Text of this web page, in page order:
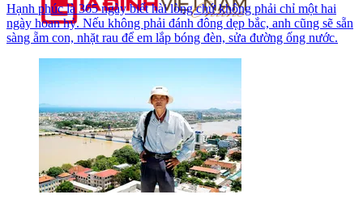
Hạnh phúc là 365 ngày biết hài lòng chứ không phải chỉ một hai
ngày hoan hỷ. Nếu không phải đánh đông dẹp bắc, anh cũng sẽ sẵn
sàng ẵm con, nhặt rau để em lắp bóng đèn, sửa đường ống nước.